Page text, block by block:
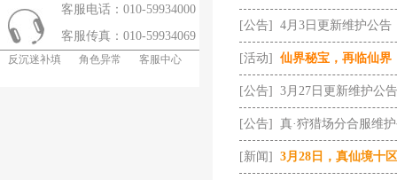
客服电话：010-59934000
客服传真：010-59934069
反沉迷补填 角色异常 客服中心
[公告] 4月3日更新维护公告
[活动] 仙界秘宝，再临仙界
[公告] 3月27日更新维护公告
[公告] 真·狩猎场分合服维
[新闻] 3月28日，真仙境十